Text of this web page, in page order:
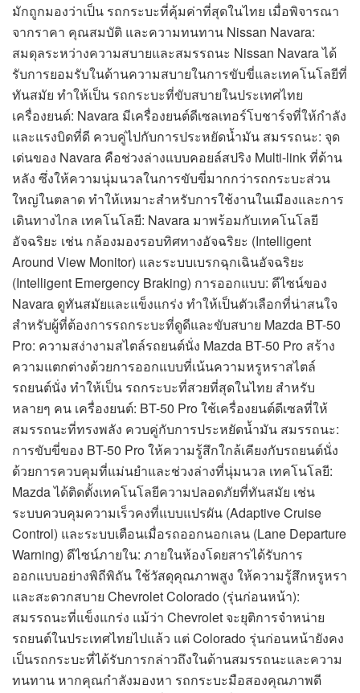
มักถูกมองว่าเป็น รถกระบะที่คุ้มค่าที่สุดในไทย เมื่อพิจารณา
จากราคา คุณสมบัติ และความทนทาน Nissan Navara:
สมดุลระหว่างความสบายและสมรรถนะ Nissan Navara ได้
รับการยอมรับในด้านความสบายในการขับขี่และเทคโนโลยีที่
ทันสมัย ทำให้เป็น รถกระบะที่ขับสบายในประเทศไทย
เครื่องยนต์: Navara มีเครื่องยนต์ดีเซลเทอร์โบชาร์จที่ให้กำลัง
และแรงบิดที่ดี ควบคู่ไปกับการประหยัดน้ำมัน สมรรถนะ: จุด
เด่นของ Navara คือช่วงล่างแบบคอยล์สปริง Multi-link ที่ด้าน
หลัง ซึ่งให้ความนุ่มนวลในการขับขี่มากกว่ารถกระบะส่วน
ใหญ่ในตลาด ทำให้เหมาะสำหรับการใช้งานในเมืองและการ
เดินทางไกล เทคโนโลยี: Navara มาพร้อมกับเทคโนโลยี
อัจฉริยะ เช่น กล้องมองรอบทิศทางอัจฉริยะ (Intelligent
Around View Monitor) และระบบเบรกฉุกเฉินอัจฉริยะ
(Intelligent Emergency Braking) การออกแบบ: ดีไซน์ของ
Navara ดูทันสมัยและแข็งแกร่ง ทำให้เป็นตัวเลือกที่น่าสนใจ
สำหรับผู้ที่ต้องการรถกระบะที่ดูดีและขับสบาย Mazda BT-50
Pro: ความสง่างามสไตล์รถยนต์นั่ง Mazda BT-50 Pro สร้าง
ความแตกต่างด้วยการออกแบบที่เน้นความหรูหราสไตล์
รถยนต์นั่ง ทำให้เป็น รถกระบะที่สวยที่สุดในไทย สำหรับ
หลายๆ คน เครื่องยนต์: BT-50 Pro ใช้เครื่องยนต์ดีเซลที่ให้
สมรรถนะที่ทรงพลัง ควบคู่กับการประหยัดน้ำมัน สมรรถนะ:
การขับขี่ของ BT-50 Pro ให้ความรู้สึกใกล้เคียงกับรถยนต์นั่ง
ด้วยการควบคุมที่แม่นยำและช่วงล่างที่นุ่มนวล เทคโนโลยี:
Mazda ได้ติดตั้งเทคโนโลยีความปลอดภัยที่ทันสมัย เช่น
ระบบควบคุมความเร็วคงที่แบบแปรผัน (Adaptive Cruise
Control) และระบบเตือนเมื่อรถออกนอกเลน (Lane Departure
Warning) ดีไซน์ภายใน: ภายในห้องโดยสารได้รับการ
ออกแบบอย่างพิถีพิถัน ใช้วัสดุคุณภาพสูง ให้ความรู้สึกหรูหรา
และสะดวกสบาย Chevrolet Colorado (รุ่นก่อนหน้า):
สมรรถนะที่แข็งแกร่ง แม้ว่า Chevrolet จะยุติการจำหน่าย
รถยนต์ในประเทศไทยไปแล้ว แต่ Colorado รุ่นก่อนหน้ายังคง
เป็นรถกระบะที่ได้รับการกล่าวถึงในด้านสมรรถนะและความ
ทนทาน หากคุณกำลังมองหา รถกระบะมือสองคุณภาพดี